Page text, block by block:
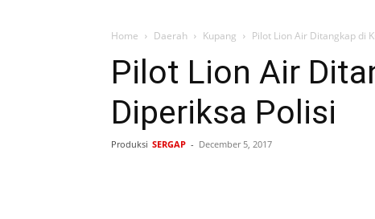
Home Daerah Kupang Pilot Lion Air Ditangkap di
Pilot Lion Air
Diperiksa Polisi
Produksi SERGAP - December 5, 2017